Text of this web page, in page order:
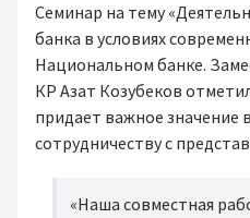
Семинар на тему
банка в условиях
Национальном банке.
КР Азат Козубеков
придает важное значение
сотрудничеству с
«Наша совместная